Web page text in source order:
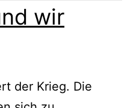
wir
der Krieg. Die